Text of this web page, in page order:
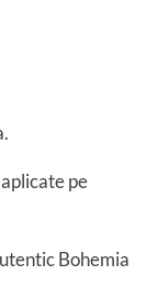
pe
Bohemia